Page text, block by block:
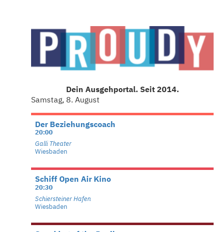
Dein Ausgehportal. Seit 2014.
Samstag, 8. August
Der Beziehungscoach
20:00
Galli Theater
Wiesbaden
Schiff Open Air Kino
20:30
Schiersteiner Hafen
Wiesbaden